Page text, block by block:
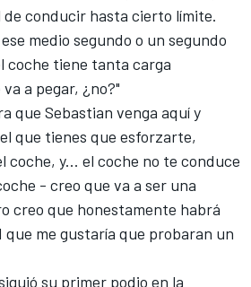
de conducir hasta cierto límite.
medio segundo o un segundo
coche tiene tanta carga
a pegar, ¿no?"
que Sebastian venga aquí y
que tienes que esforzarte,
coche, y... el coche no te conduce
- creo que va a ser una
creo que honestamente habrá
que me gustaría que probaran un
su primer podio en la